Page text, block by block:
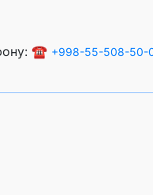
☎️ +998-55-508-50-